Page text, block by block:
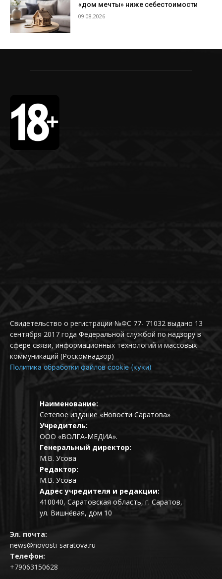
«дом мечты» ниже себестоимости
09.08.2026
Свидетельство о регистрации №ФС 77- 71032 выдано 13
сентября 2017 года Федеральной службой по надзору в
сфере связи, информационных технологий и массовых
коммуникаций (Роскомнадзор)
Политика обработки файлов cookie (куки)
Наименование:
Сетевое издание «Новости Саратова»
Учредитель:
ООО «ВОЛГА-МЕДИА».
Генеральный директор:
М.В. Усова
Редактор:
М.В. Усова
Адрес учредителя и редакции:
410040, Саратовская область, г. Саратов,
ул. Вишнёвая, дом 10
Эл. почта:
news@novosti-saratova.ru
Телефон:
+79063150628